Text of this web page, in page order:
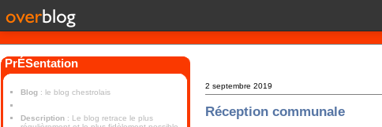
PrÉSentation
Blog : le blog chestrolais
Description : Le blog retrace le plus
2 septembre 2019
Réception communale